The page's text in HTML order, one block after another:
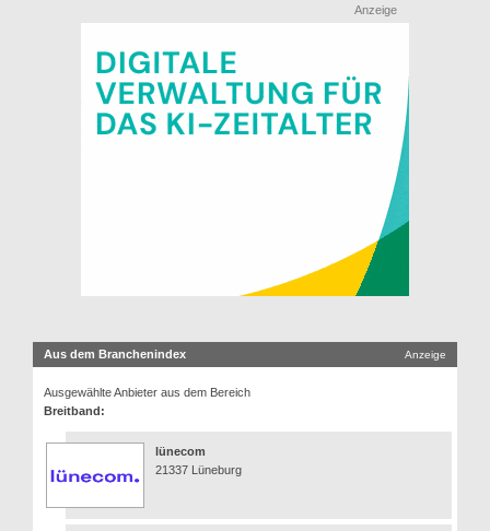
Anzeige
Aus dem Branchenindex Anzeige
Ausgewählte Anbieter aus dem Bereich
Breitband:
lünecom
21337 Lüneburg